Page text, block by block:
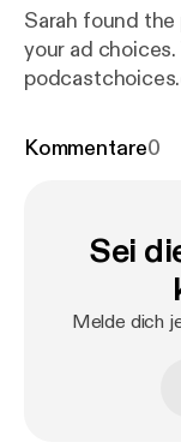
Sarah found the perfect
your ad
Kommentare0
Sei
Melde dich